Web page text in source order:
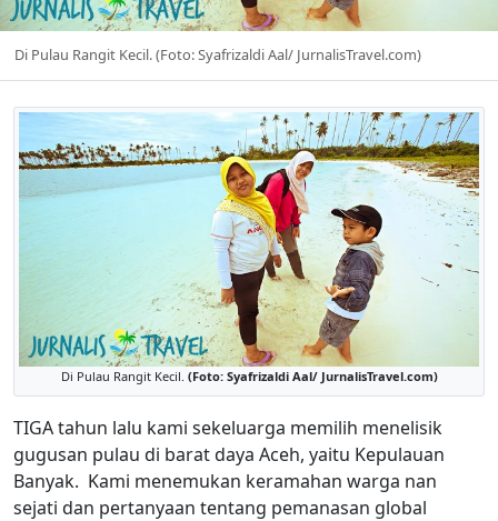
Di Pulau Rangit Kecil. (Foto: Syafrizaldi Aal/ JurnalisTravel.com)
Di Pulau Rangit Kecil. (Foto: Syafrizaldi Aal/ JurnalisTravel.com)
TIGA tahun lalu kami sekeluarga memilih menelisik
gugusan pulau di barat daya Aceh, yaitu Kepulauan
Banyak. Kami menemukan keramahan warga nan
sejati dan pertanyaan tentang pemanasan global